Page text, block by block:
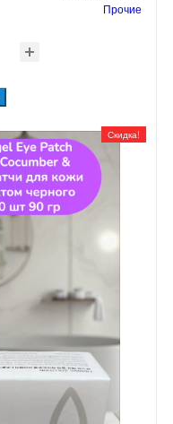
Прочие
Скидка!